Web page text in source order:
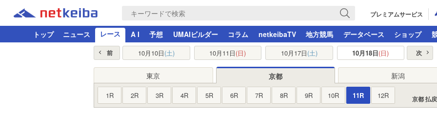
プレミアムサービス
トップ ニュース レース A I 予想 UMAIビルダー コラム netkeibaTV 地方競馬 データベース ショップ
前 10月10日(土) 10月11日(日) 10月17日(土) 10月18日(日) 次
東京 京都 新潟
1R 2R 3R 4R 5R 6R 7R 8R 9R 10R 11R 12R 京都 払